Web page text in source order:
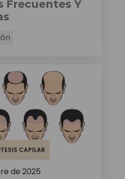
Frecuentes Y
CAPILAR
de 2025